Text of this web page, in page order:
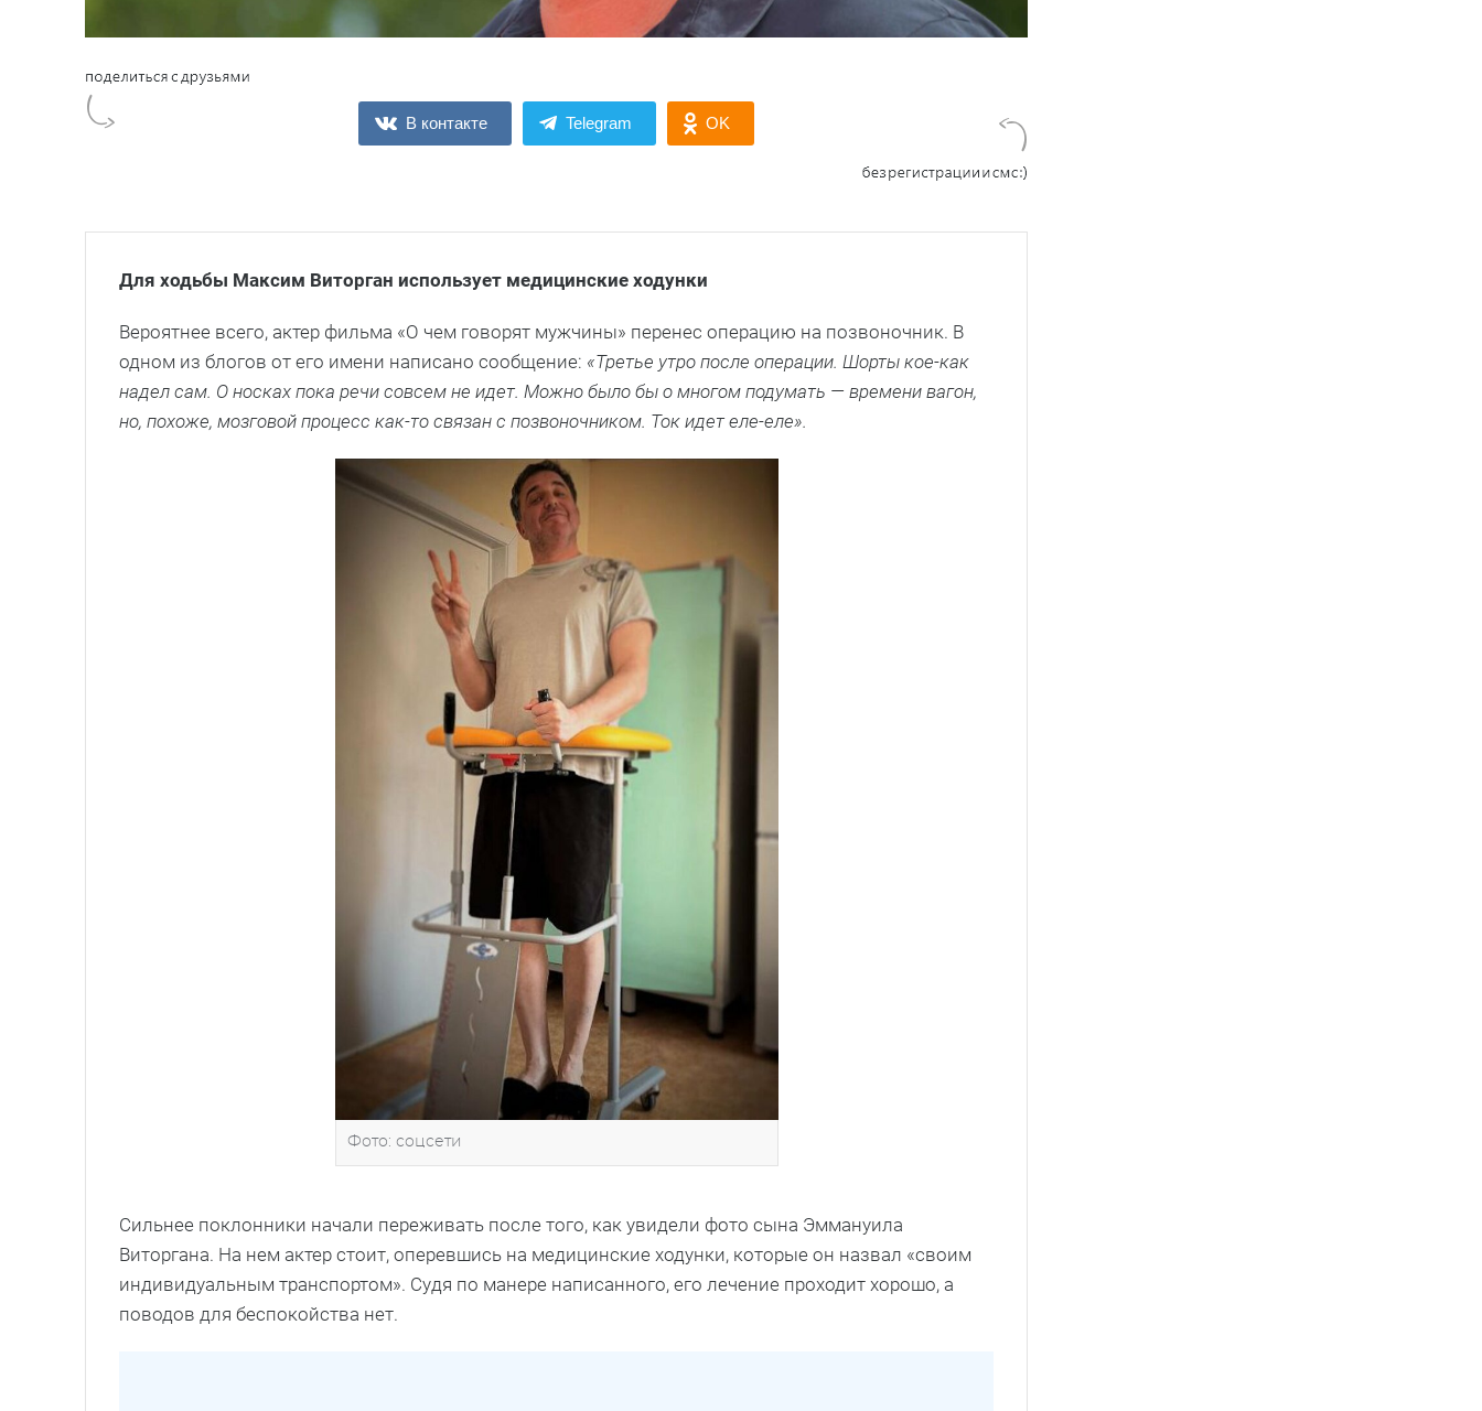
В контакте Telegram OK
Для ходьбы Максим Виторган использует медицинские ходунки
Вероятнее всего, актер фильма «О чем говорят мужчины» перенес операцию на позвоночник. В
одном из блогов от его имени написано сообщение: «Третье утро после операции. Шорты кое-как
надел сам. О носках пока речи совсем не идет. Можно было бы о многом подумать — времени вагон,
но, похоже, мозговой процесс как-то связан с позвоночником. Ток идет еле-еле».
Фото: соцсети
Сильнее поклонники начали переживать после того, как увидели фото сына Эммануила
Виторгана. На нем актер стоит, оперевшись на медицинские ходунки, которые он назвал «своим
индивидуальным транспортом». Судя по манере написанного, его лечение проходит хорошо, а
поводов для беспокойства нет.